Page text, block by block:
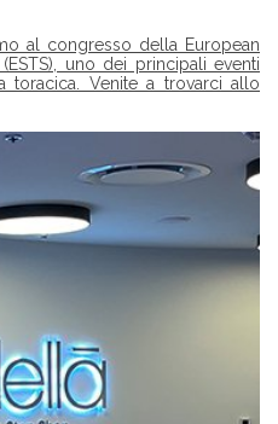
al congresso della European
uno dei principali eventi
toracica. Venite a trovarci allo